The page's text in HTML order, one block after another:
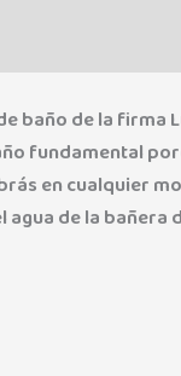
baño de la firma
fundamental
en cualquier
de la bañera